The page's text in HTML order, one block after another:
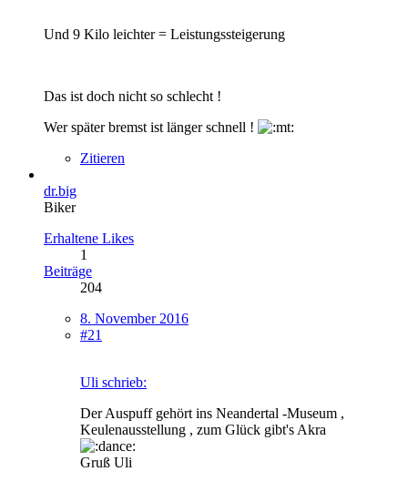
Und 9 Kilo leichter = Leistungssteigerung
Das ist doch nicht so schlecht !
Wer später bremst ist länger schnell !
Zitieren
dr.big
Biker
Erhaltene Likes
1
Beiträge
204
8. November 2016
#21
Uli schrieb:
Der Auspuff gehört ins Neandertal -Museum ,
Keulenausstellung , zum Glück gibt's Akra
Gruß Uli